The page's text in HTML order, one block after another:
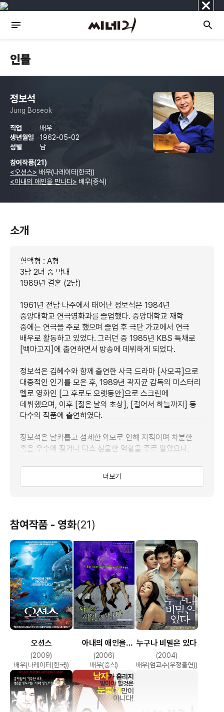
닫
기
인물
정보석
Jung Boseok
직업
배우
생년월일
1962-05-02
성별
남
참여작품(21)
<오션스> 배우(나레이터(한국))
<아내의 애인을 만나다> 배우(중식)
소개
혈액형 : A형
3남 2녀 중 막내
1989년 결혼 (2남)
1961년 전남 나주에서 태어난 정보석은 1984년
중앙대학교 연극영화과를 졸업했다. 중앙대학교 재학
중에는 연극을 주로 했으며 졸업 후 극단 가교에서 연극
배우로 활동하고 있었다. 그러던 중 1985년 KBS 특채로
[백마고지]에 출연하면서 방송에 데뷔하게 되었다.
정보석은 김혜수와 함께 출연한 사극 드라마 [사모곡]으로
대중적인 인기를 모은 후, 1989년 곽지균 감독의 미스터리
멜로 영화인 [그 후로도 오랫동안]으로 스크린에
데뷔했으며, 이후 [젊은 날의 초상], [걸어서 하늘까지] 등
다수의 작품에 출연하였다.
정보석은 날카롭고 섬세한 외모로 인해 지적이며 차분한
혹은 우수에 젖거나 다소 침울한 역할을 주로 맡았으나,
수정]이다. 한 여자와의 섹스를 위해 칭얼대는 철없는 남자
재훈 역을 맡은 그는 오버하지 않으면서도 코믹한 연기를
시도하기도 했다.
<나는 나를 파괴할 권리가 있다>에서 자살 도우미 역으로 <
아내의 애인을 만나다>에서 택시 기사 역으로 출연 하였다.
더보기
참여작품 - 영화(21)
오션스
(2009)
배우(나레이터(한국))
아내의 애인을
만나다
(2006)
배우(중식)
누구나 비밀은 있다
(2004)
배우(엄교수(우정출연))